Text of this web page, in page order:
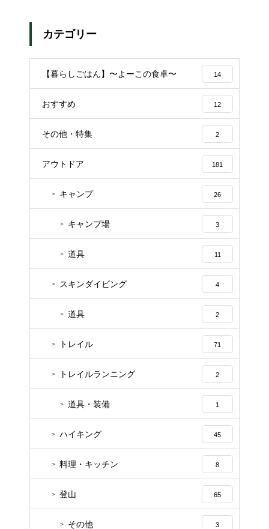
カテゴリー
【暮らしごはん】〜よーこの食卓〜 14
おすすめ 12
その他・特集 2
アウトドア 181
キャンプ 26
キャンプ場 3
道具 11
スキンダイビング 4
道具 2
トレイル 71
トレイルランニング 2
道具・装備 1
ハイキング 45
料理・キッチン 8
登山 65
その他 3